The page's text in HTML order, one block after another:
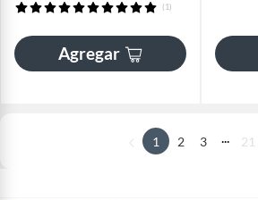
(1)
Agregar
1 2 3 ... 21